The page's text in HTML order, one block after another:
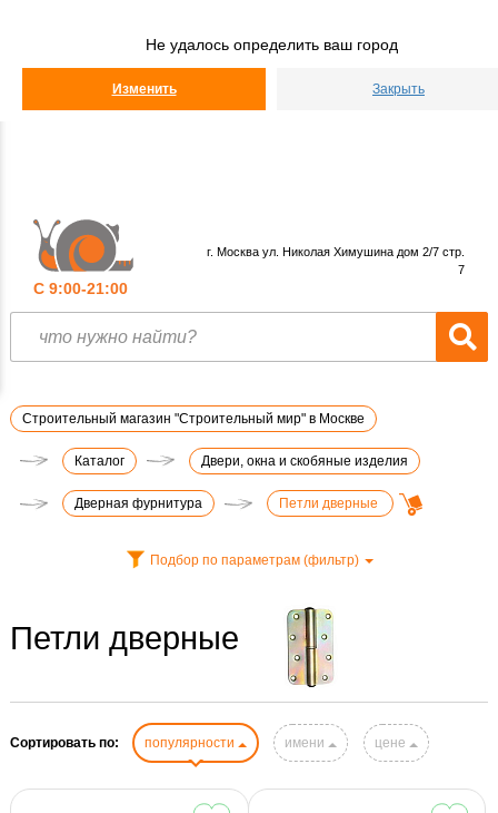
Не удалось определить ваш город
Изменить Закрыть
С 9:00-21:00
г. Москва ул. Николая Химушина дом 2/7 стр.
7
Строительный магазин "Строительный мир" в Москве
Каталог Двери, окна и скобяные изделия
Дверная фурнитура Петли дверные
Подбор по параметрам (фильтр)
Петли дверные
Сортировать по: популярности имени цене